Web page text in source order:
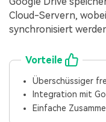
Cloud-Servern,
synchronisiert
Vorteile
Überschüssiger
Integration mit
Einfache